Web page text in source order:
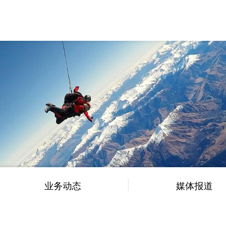
业务动态 媒体报道